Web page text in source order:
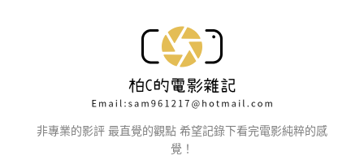
非專業的影評 最直覺的觀點 希望記錄下看完電影純粹的感
覺！